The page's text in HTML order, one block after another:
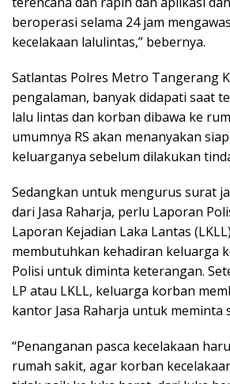
beroperasi selama 24 jam
kecelakaan lalulintas,” bebernya.
Satlantas Polres Metro Tangerang
pengalaman, banyak didapati saat
lalu lintas dan korban dibawa ke
umumnya RS akan menanyakan
keluarganya sebelum dilakukan
Sedangkan untuk mengurus surat
dari Jasa Raharja, perlu Laporan
Laporan Kejadian Laka Lantas
membutuhkan kehadiran keluarga
Polisi untuk diminta keterangan.
LP atau LKLL, keluarga korban
kantor Jasa Raharja untuk meminta
“Penanganan pasca kecelakaan
rumah sakit, agar korban